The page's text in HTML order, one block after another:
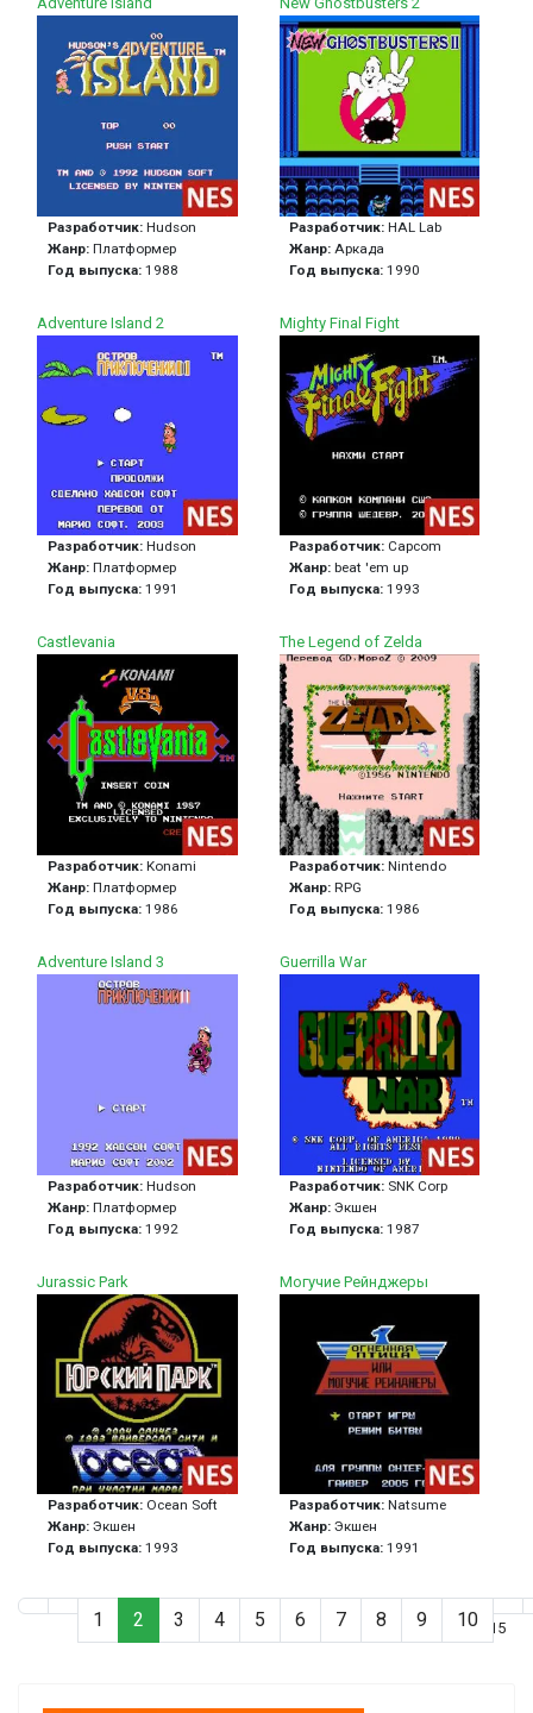
Разработчик: Hudson
Жанр: Платформер
Год выпуска: 1988
Разработчик:HAL Lab
Жанр: Аркада
Год выпуска:1990
Adventure Island 2
Разработчик: Hudson
Жанр: Платформер
Год выпуска: 1991
Mighty Final Fight
Разработчик: Capcom
Жанр:beat 'em up
Год выпуска:1993
Castlevania
Разработчик: Konami
Жанр: Платформер
Год выпуска: 1986
The Legend of Zelda
Разработчик:Nintendo
Жанр:RPG
Год выпуска:1986
Adventure Island 3
Разработчик: Hudson
Жанр: Платформер
Год выпуска: 1992
Guerrilla War
Разработчик: SNK Corp
Жанр:Экшен
Год выпуска:1987
Jurassic Park
Разработчик: Ocean Soft
Жанр: Экшен
Год выпуска: 1993
Могучие Рейнджеры
Разработчик:Natsume
Жанр:Экшен
Год выпуска:1991
Страница 2 из 15
1 2 3 4 5 6 7 8 9 10